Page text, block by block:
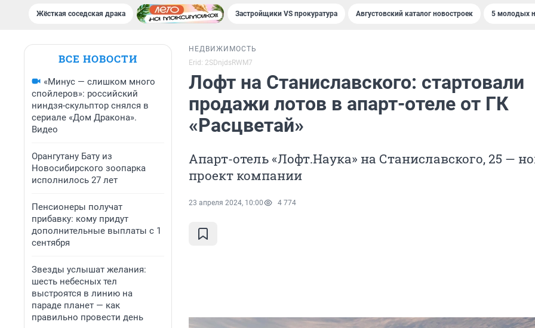
Жёсткая соседская драка Застройщики VS прокуратура Августовский каталог новостроек 5 молодых
ВСЕ НОВОСТИ
«Минус — слишком много
спойлеров»: российский
ниндзя-скульптор снялся в
сериале «Дом Дракона».
Видео
Орангутану Бату из
Новосибирского зоопарка
исполнилось 27 лет
Пенсионеры получат
прибавку: кому придут
дополнительные выплаты с 1
сентября
Звезды услышат желания:
шесть небесных тел
выстроятся в линию на
параде планет — как
правильно провести день
НЕДВИЖИМОСТЬ
Erid: 2SDnjdsRWM7
Лофт на Станиславского: стартовали
продажи лотов в апарт-отеле от ГК
«Расцветай»
Апарт-отель «Лофт.Наука» на Станиславского, 25 —
проект компании
23 апреля 2024, 10:00 4 774